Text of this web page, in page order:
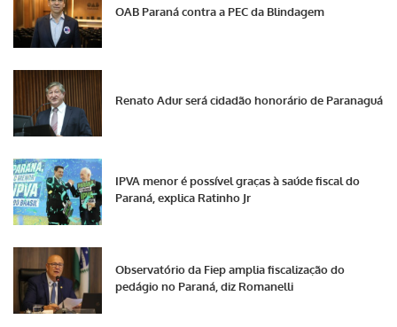
OAB Paraná contra a PEC da Blindagem
Renato Adur será cidadão honorário de Paranaguá
IPVA menor é possível graças à saúde fiscal do
Paraná, explica Ratinho Jr
Observatório da Fiep amplia fiscalização do
pedágio no Paraná, diz Romanelli